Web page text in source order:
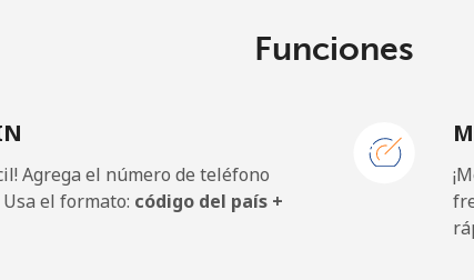
8
Funciones
Agrega el número de teléfono
Usa el formato: código del país +